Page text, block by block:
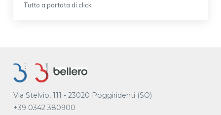
Tutto a portata di click
Via Stelvio, 111 - 23020 Poggiridenti (SO)
+39 0342 380900